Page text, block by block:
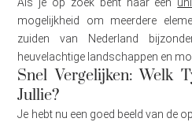
mogelijkheid om meerdere
zuiden van Nederland
heuvelachtige landschappen en
Snel Vergelijken: Welk
Jullie?
Je hebt nu een goed beeld van de